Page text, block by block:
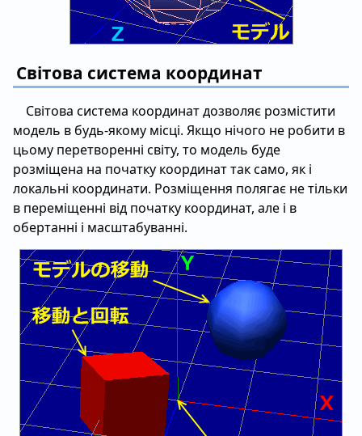
Світова система координат
Світова система координат дозволяє розмістити
модель в будь-якому місці. Якщо нічого не робити в
цьому перетворенні світу, то модель буде
розміщена на початку координат так само, як і
локальні координати. Розміщення полягає не тільки
в переміщенні від початку координат, але і в
обертанні і масштабуванні.